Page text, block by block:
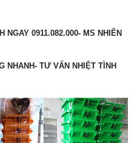
NGAY 0911.082.000- MS NHIÊN
NHANH- TƯ VẤN NHIỆT TÌNH